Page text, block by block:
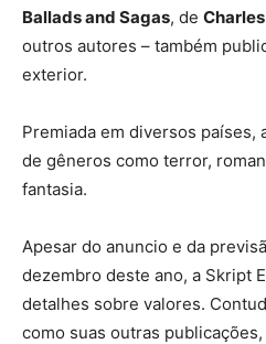
Ballads and Sagas, de
outros autores – também
exterior.
Premiada em diversos países,
de gêneros como terror,
fantasia.
Apesar do anuncio e da
dezembro deste ano, a Skript
detalhes sobre valores.
como suas outras